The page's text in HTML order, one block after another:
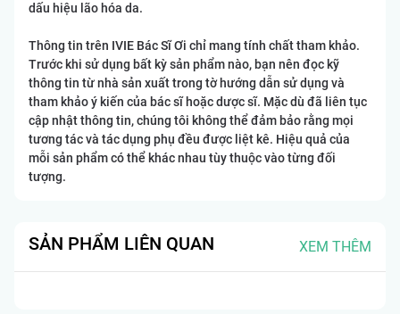
dấu hiệu lão hóa da.
Thông tin trên IVIE Bác Sĩ Ơi chỉ mang tính chất tham khảo.
Trước khi sử dụng bất kỳ sản phẩm nào, bạn nên đọc kỹ
thông tin từ nhà sản xuất trong tờ hướng dẫn sử dụng và
tham khảo ý kiến của bác sĩ hoặc dược sĩ. Mặc dù đã liên tục
cập nhật thông tin, chúng tôi không thể đảm bảo rằng mọi
tương tác và tác dụng phụ đều được liệt kê. Hiệu quả của
mỗi sản phẩm có thể khác nhau tùy thuộc vào từng đối
tượng.
SẢN PHẨM LIÊN QUAN XEM THÊM